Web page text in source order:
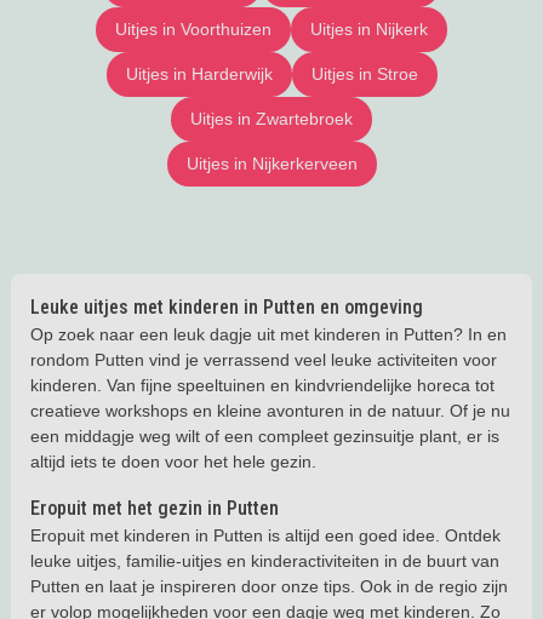
Uitjes in Voorthuizen Uitjes in Nijkerk
Uitjes in Harderwijk Uitjes in Stroe
Uitjes in Zwartebroek
Uitjes in Nijkerkerveen
Leuke uitjes met kinderen in Putten en omgeving
Op zoek naar een leuk dagje uit met kinderen in Putten? In en
rondom Putten vind je verrassend veel leuke activiteiten voor
kinderen. Van fijne speeltuinen en kindvriendelijke horeca tot
creatieve workshops en kleine avonturen in de natuur. Of je nu
een middagje weg wilt of een compleet gezinsuitje plant, er is
altijd iets te doen voor het hele gezin.
Eropuit met het gezin in Putten
Eropuit met kinderen in Putten is altijd een goed idee. Ontdek
leuke uitjes, familie-uitjes en kinderactiviteiten in de buurt van
Putten en laat je inspireren door onze tips. Ook in de regio zijn
er volop mogelijkheden voor een dagje weg met kinderen. Zo